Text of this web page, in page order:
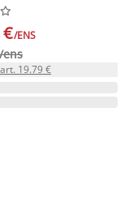


/ENS
ens
19.79 €